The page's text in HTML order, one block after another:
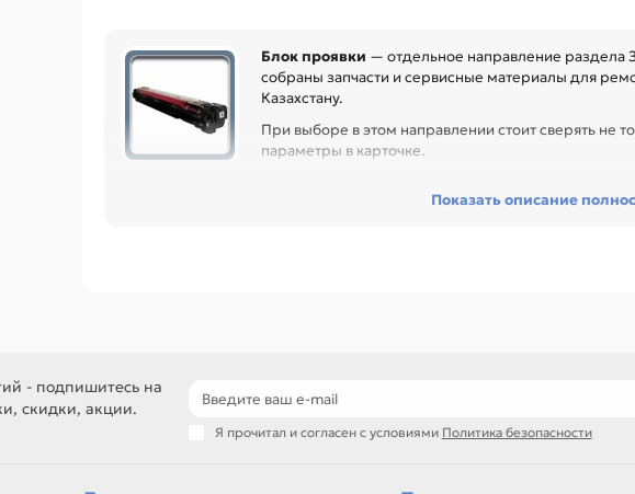
Блок проявки — отдельное направление раздела
собраны запчасти и сервисные материалы для
Казахстану.
При выборе в этом направлении стоит сверять не
параметры в карточке.
восстановить технику и сократить простой оборудования, особенно
подбор по артикулу и узлу устройства
детали для ремонта и профилактики
материалы для сервисных центров и офисов
Показать описание
- подпишитесь на
скидки, акции.
Я прочитал и согласен с условиями Политика безопасности